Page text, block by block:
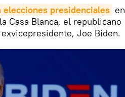
elecciones presidenciales en
Casa Blanca, el republicano
Joe Biden.